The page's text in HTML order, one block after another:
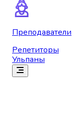
Преподаватели
Репетиторы
Ульпаны